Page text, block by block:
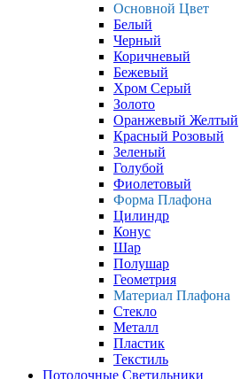
Основной Цвет
Белый
Черный
Коричневый
Бежевый
Хром Серый
Золото
Оранжевый Желтый
Красный Розовый
Зеленый
Голубой
Фиолетовый
Форма Плафона
Цилиндр
Конус
Шар
Полушар
Геометрия
Материал Плафона
Стекло
Металл
Пластик
Текстиль
Потолочные Светильники